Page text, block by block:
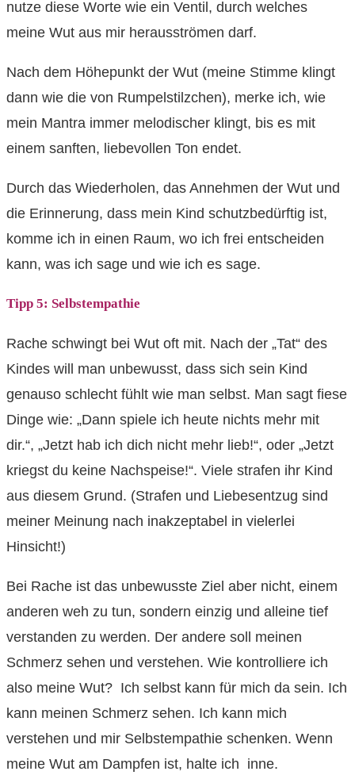
nutze diese Worte wie ein Ventil, durch welches
meine Wut aus mir herausströmen darf.
Nach dem Höhepunkt der Wut (meine Stimme klingt
dann wie die von Rumpelstilzchen), merke ich, wie
mein Mantra immer melodischer klingt, bis es mit
einem sanften, liebevollen Ton endet.
Durch das Wiederholen, das Annehmen der Wut und
die Erinnerung, dass mein Kind schutzbedürftig ist,
komme ich in einen Raum, wo ich frei entscheiden
kann, was ich sage und wie ich es sage.
Tipp 5: Selbstempathie
Rache schwingt bei Wut oft mit. Nach der „Tat“ des
Kindes will man unbewusst, dass sich sein Kind
genauso schlecht fühlt wie man selbst. Man sagt fiese
Dinge wie: „Dann spiele ich heute nichts mehr mit
dir.“, „Jetzt hab ich dich nicht mehr lieb!“, oder „Jetzt
kriegst du keine Nachspeise!“. Viele strafen ihr Kind
aus diesem Grund. (Strafen und Liebesentzug sind
meiner Meinung nach inakzeptabel in vielerlei
Hinsicht!)
Bei Rache ist das unbewusste Ziel aber nicht, einem
anderen weh zu tun, sondern einzig und alleine tief
verstanden zu werden. Der andere soll meinen
Schmerz sehen und verstehen. Wie kontrolliere ich
also meine Wut? Ich selbst kann für mich da sein. Ich
kann meinen Schmerz sehen. Ich kann mich
verstehen und mir Selbstempathie schenken. Wenn
meine Wut am Dampfen ist, halte ich inne.